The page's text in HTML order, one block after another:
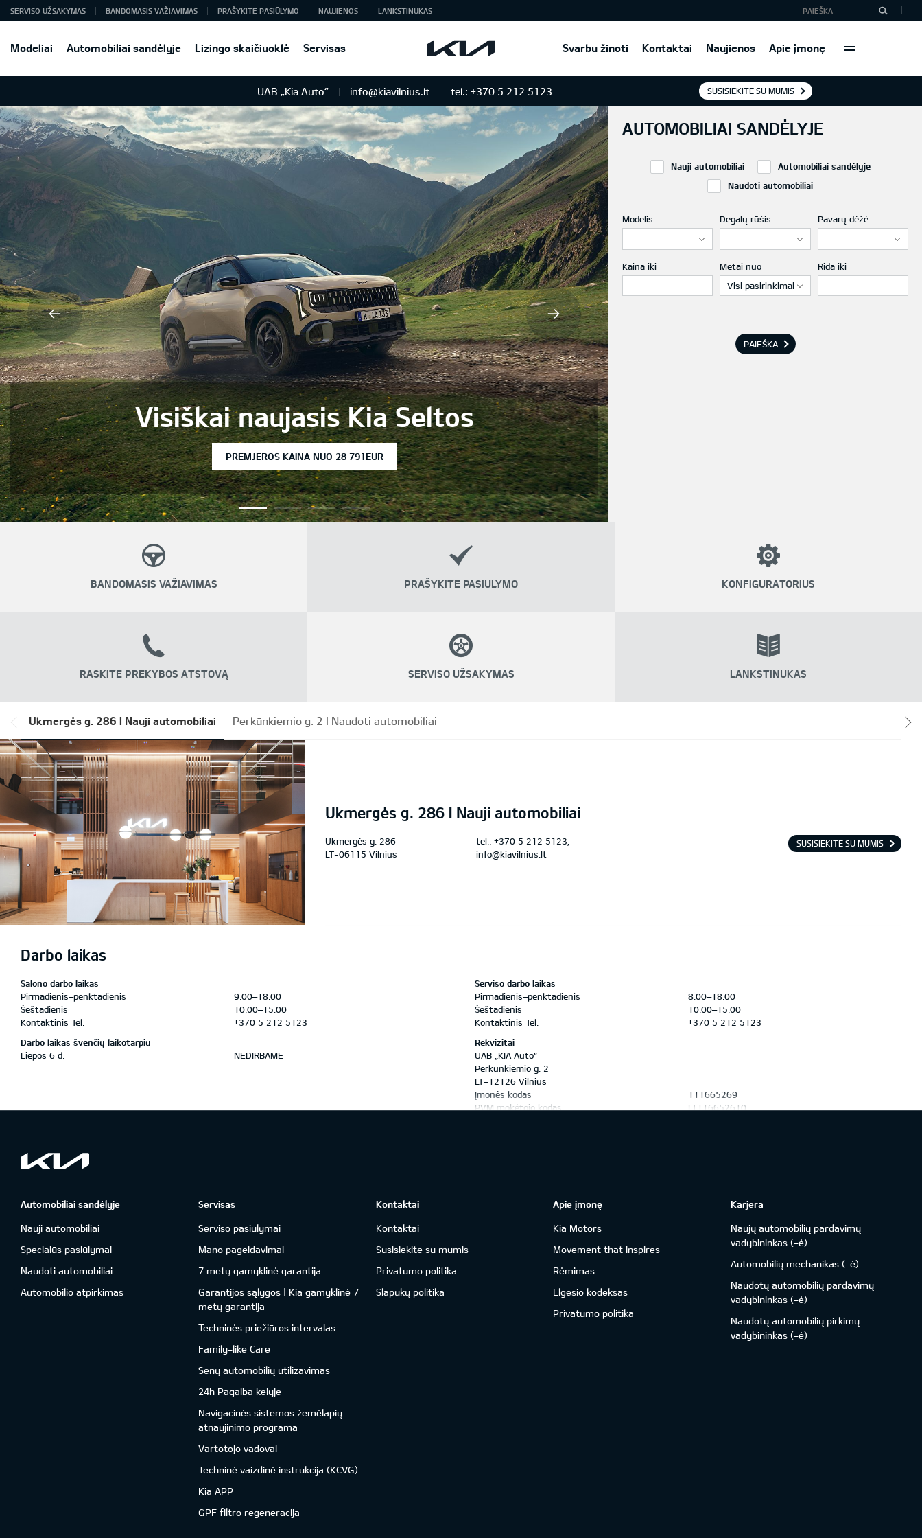
Modeliai Automobiliai sandėlyje Lizingo skaičiuoklė Servisas Svarbu žinoti Kontaktai Naujienos Apie įmonę
SERVISO UŽSAKYMAS BANDOMASIS VAŽIAVIMAS PRAŠYKITE PASIŪLYMO NAUJIENOS LANKSTINUKAS
UAB „Kia Auto“ info@kiavilnius.lt tel.: +370 5 212 5123 SUSISIEKITE SU MUMIS
Visiškai naujasis Kia Seltos
PREMJEROS KAINA NUO 28 791EUR
Specialus pasiūlymas
Next
AUTOMOBILIAI SANDĖLYJE
Nauji automobiliai
Automobiliai sandėlyje
Naudoti automobiliai
Modelis Degalų rūšis Pavarų dėžė
Kaina iki
Metai nuo
Visi pasirinkimai
Rida iki
PAIEŠKA
BANDOMASIS VAŽIAVIMAS PRAŠYKITE PASIŪLYMO KONFIGŪRATORIUS
RASKITE PREKYBOS ATSTOVĄ SERVISO UŽSAKYMAS LANKSTINUKAS
Ukmergės g. 286 I Nauji automobiliai
Ukmergės g. 286
LT-06115 Vilnius
tel.: +370 5 212 5123;
info@kiavilnius.lt
SUSISIEKITE SU MUMIS
Darbo laikas
Salono darbo laikas
Pirmadienis–penktadienis
9.00–18.00
Šeštadienis
10.00–15.00
Kontaktinis Tel.
+370 5 212 5123
Serviso darbo laikas
Pirmadienis–penktadienis
8.00–18.00
Šeštadienis
10.00–15.00
Kontaktinis Tel.
+370 5 212 5123
Darbo laikas švenčių laikotarpiu
Liepos 6 d.
NEDIRBAME
Rekvizitai
UAB „KIA Auto“
Perkūnkiemio g. 2
LT-12126 Vilnius
Įmonės kodas
111665269
PVM mokėtojo kodas
LT116652610
*output|module_dpackage:prev*
Ukmergės g. 286 I Nauji automobiliai Perkūnkiemio g. 2 I Naudoti automobiliai
Automobiliai sandėlyje
Nauji automobiliai
Specialūs pasiūlymai
Naudoti automobiliai
Automobilio atpirkimas
Servisas
Serviso pasiūlymai
Mano pageidavimai
7 metų gamyklinė garantija
Garantijos sąlygos | Kia gamyklinė 7
metų garantija
Techninės priežiūros intervalas
Family-like Care
Senų automobilių utilizavimas
24h Pagalba kelyje
Navigacinės sistemos žemėlapių
atnaujinimo programa
Vartotojo vadovai
Techninė vaizdinė instrukcija (KCVG)
Kia APP
GPF filtro regeneracija
Kontaktai
Kontaktai
Susisiekite su mumis
Privatumo politika
Slapukų politika
Apie įmonę
Kia Motors
Movement that inspires
Rėmimas
Elgesio kodeksas
Privatumo politika
Karjera
Naujų automobilių pardavimų
vadybininkas (-ė)
Automobilių mechanikas (-ė)
Naudotų automobilių pardavimų
vadybininkas (-ė)
Naudotų automobilių pirkimų
vadybininkas (-ė)